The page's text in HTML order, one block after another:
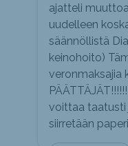
ajatteli
uudelleen
säännöllistä
keinohoito)
veronmaksajia
voittaa taatusti
siirretään